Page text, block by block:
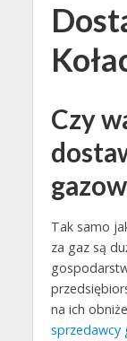
Czy
Tak samo
za gaz są
na ich
sprzedawcy